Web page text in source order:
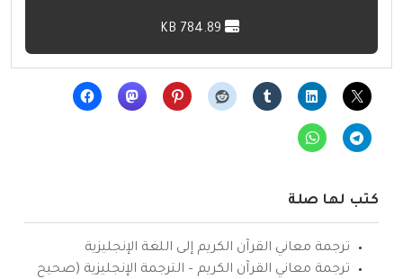
كتب لها صلة
ترجمة معاني القرآن الكريم إلى اللغة الإنجليزية
ترجمة معاني القرآن الكريم – الترجمة الإنجليزية (صحيح